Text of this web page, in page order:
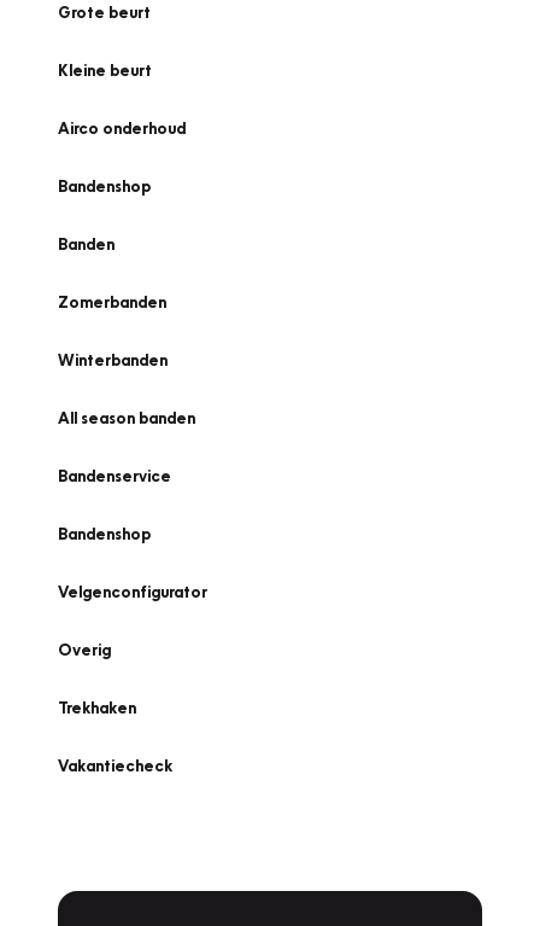
Grote beurt
Kleine beurt
Airco onderhoud
Bandenshop
Banden
Zomerbanden
Winterbanden
All season banden
Bandenservice
Bandenshop
Velgenconfigurator
Overig
Trekhaken
Vakantiecheck